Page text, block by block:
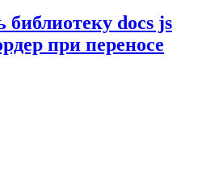
библиотеку docs js
при переносе